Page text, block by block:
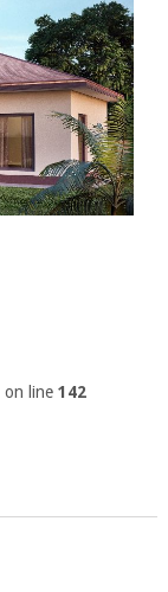
on line 142